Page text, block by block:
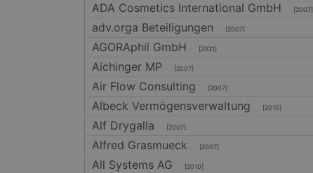
ADA Cosmetics International GmbH [2007]
adv.orga Beteiligungen [2007]
AGORAphil GmbH [2021]
Aichinger MP [2007]
Air Flow Consulting [2007]
Albeck Vermögensverwaltung [2010]
Alf Drygalla [2007]
Alfred Grasmueck [2007]
All Systems AG [2010]